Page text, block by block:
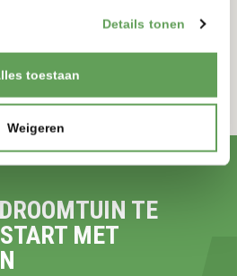
Details tonen
toestaan
Weigeren
TE
MET